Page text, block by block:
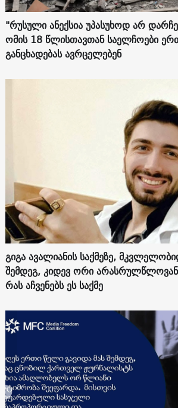
"რუსული ანექსია უპასუხოდ არ
ომის 18 წლისთავთან საელჩოები
განცხადებას ავრცელებენ
გიგა ავალიანის საქმეზე,
შემდეგ, კიდევ ორი
რას აჩვენებს ეს საქმე